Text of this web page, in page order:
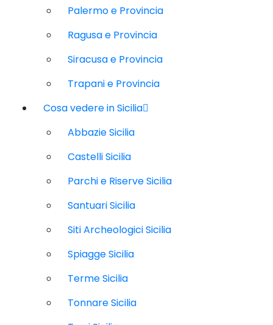
Palermo e Provincia
Ragusa e Provincia
Siracusa e Provincia
Trapani e Provincia
Cosa vedere in Sicilia
Abbazie Sicilia
Castelli Sicilia
Parchi e Riserve Sicilia
Santuari Sicilia
Siti Archeologici Sicilia
Spiagge Sicilia
Terme Sicilia
Tonnare Sicilia